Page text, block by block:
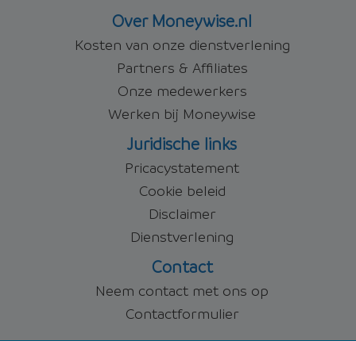
Over Moneywise.nl
Kosten van onze dienstverlening
Partners & Affiliates
Onze medewerkers
Werken bij Moneywise
Juridische links
Pricacystatement
Cookie beleid
Disclaimer
Dienstverlening
Contact
Neem contact met ons op
Contactformulier